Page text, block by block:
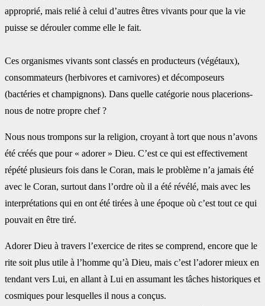
approprié, mais relié à ‎celui d’autres êtres vivants pour que la vie
puisse se dérouler comme elle le fait.
Ces organismes vivants sont classés en producteurs (végétaux),
consommateurs (herbivores ‎et carnivores) et décomposeurs
(bactéries et champignons). Dans quelle catégorie nous ‎placerions-
nous de notre propre chef ? ‎
Nous nous trompons sur la religion, croyant à tort que nous n’avons
été créés que pour ‎‎« adorer » Dieu. C’est ce qui est effectivement
répété plusieurs fois dans le Coran, mais le ‎problème n’a jamais été
avec le Coran, surtout dans l’ordre où il a été révélé, mais avec les
‎interprétations qui en ont été tirées à une époque où c’est tout ce qui
pouvait en être tiré.‎
Adorer Dieu à travers l’exercice de rites se comprend, encore que le
rite soit plus utile à ‎l’homme qu’à Dieu, mais c’est l’adorer mieux en
tendant vers Lui, en allant à Lui en ‎assumant les tâches historiques et
cosmiques pour lesquelles il nous a conçus. ‎